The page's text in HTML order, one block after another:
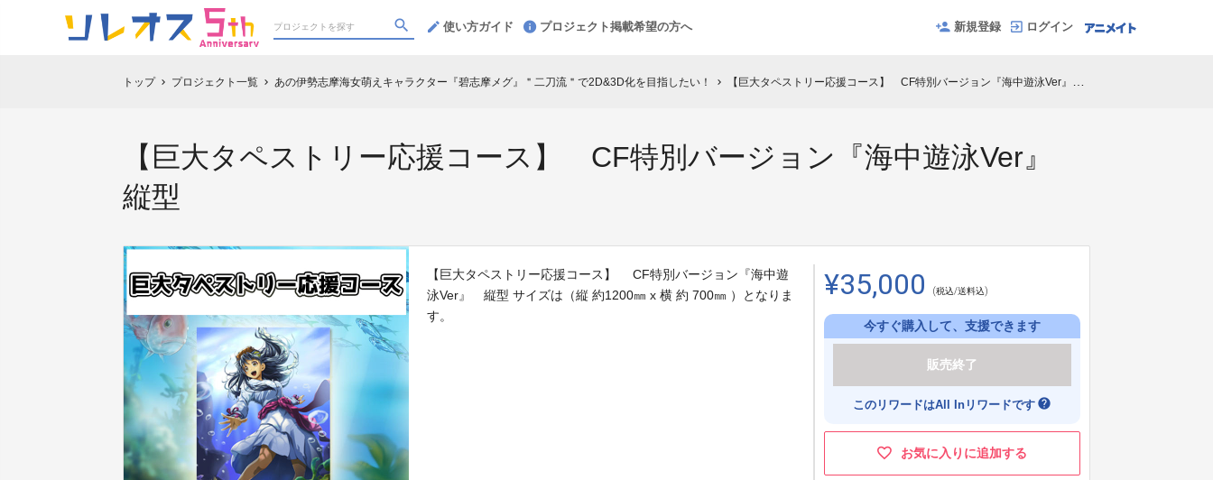
使い方ガイド プロジェクト掲載希望の方へ 新規登録 ログイン
トップ chevron_right プロジェクト一覧 chevron_right あの伊勢志摩海女萌えキャラクター『碧志摩メグ』＂二刀流＂で2D&3D化を目指したい！ chevron_right 【巨大タペストリー応援コース】 CF特別バージョン『海中遊泳Ver』 縦型
【巨大タペストリー応援コース】 CF特別バージョン『海中遊泳Ver』
縦型
【巨大タペストリー応援コース】 CF特別バージョン『海中遊
泳Ver』 縦型 サイズは（縦 約1200㎜ x 横 約 700㎜ ）となりま
す。
¥35,000 (税込/送料込)
今すぐ購入して、支援できます
販売終了
このリワードはAll Inリワードです help
お気に入りに追加する